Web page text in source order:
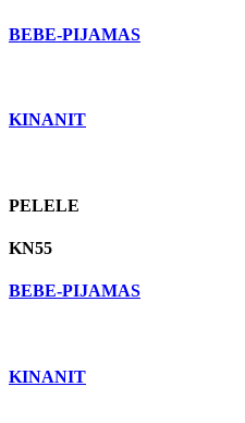
BEBE-PIJAMAS
KINANIT
PELELE
KN55
BEBE-PIJAMAS
KINANIT